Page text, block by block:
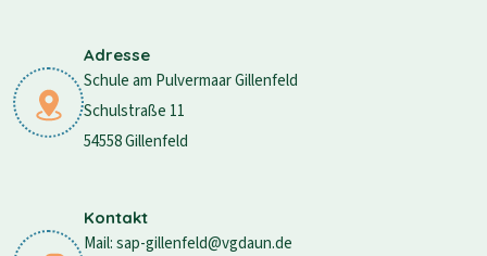
Adresse
Schule am Pulvermaar Gillenfeld
Schulstraße 11
54558 Gillenfeld
Kontakt
Mail: sap-gillenfeld@vgdaun.de